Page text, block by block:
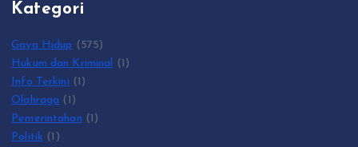
Kategori
Gaya Hidup (575)
Hukum dan Kriminal (1)
Info Terkini (1)
Olahraga (1)
Pemerintahan (1)
Politik (1)